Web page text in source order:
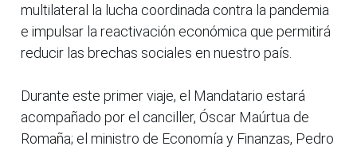
multilateral la lucha coordinada contra la pandemia
e impulsar la reactivación económica que permitirá
reducir las brechas sociales en nuestro país.
Durante este primer viaje, el Mandatario estará
acompañado por el canciller, Óscar Maúrtua de
Romaña; el ministro de Economía y Finanzas, Pedro